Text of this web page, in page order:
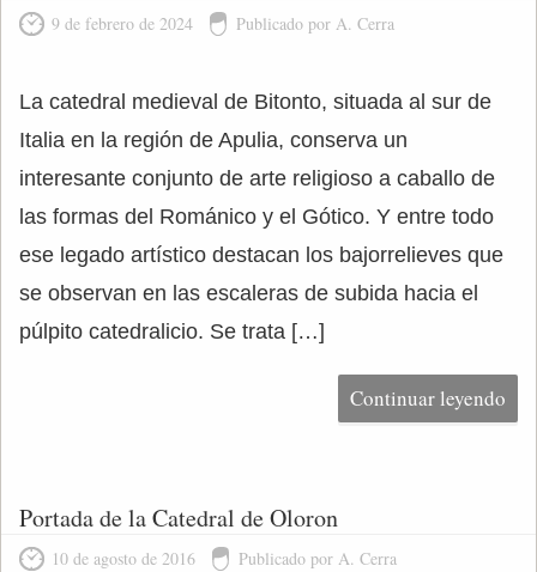
9 de febrero de 2024 Publicado por A. Cerra
La catedral medieval de Bitonto, situada al sur de
Italia en la región de Apulia, conserva un
interesante conjunto de arte religioso a caballo de
las formas del Románico y el Gótico. Y entre todo
ese legado artístico destacan los bajorrelieves que
se observan en las escaleras de subida hacia el
púlpito catedralicio. Se trata […]
Continuar leyendo
Portada de la Catedral de Oloron
10 de agosto de 2016 Publicado por A. Cerra